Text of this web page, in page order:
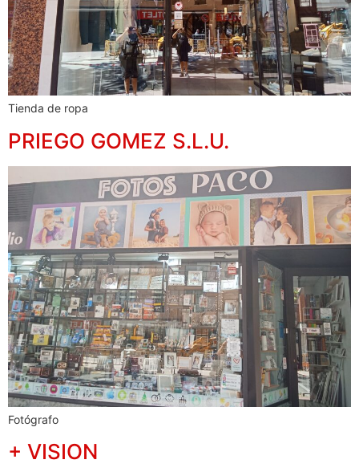
Tienda de ropa
PRIEGO GOMEZ S.L.U.
Fotógrafo
+ VISION